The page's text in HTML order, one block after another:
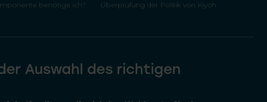
benötige ich?
Überprüfung der Politik von Kiyoh
Auswahl des richtigen